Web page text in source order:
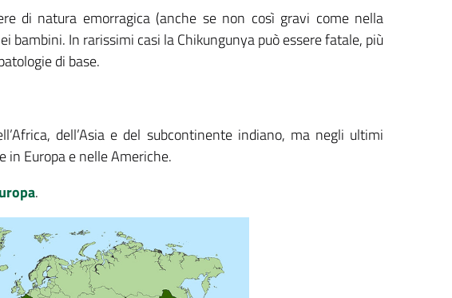
di natura emorragica (anche se non così gravi come nella
In rarissimi casi la Chikungunya può essere fatale, più
di base.
dell’Asia e del subcontinente indiano, ma negli ultimi
in Europa e nelle Americhe.
.